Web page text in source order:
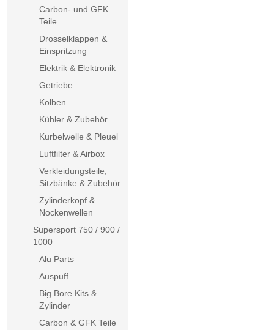
Carbon- und GFK
Teile
Drosselklappen &
Einspritzung
Elektrik & Elektronik
Getriebe
Kolben
Kühler & Zubehör
Kurbelwelle & Pleuel
Luftfilter & Airbox
Verkleidungsteile,
Sitzbänke & Zubehör
Zylinderkopf &
Nockenwellen
Supersport 750 / 900 /
1000
Alu Parts
Auspuff
Big Bore Kits &
Zylinder
Carbon & GFK Teile